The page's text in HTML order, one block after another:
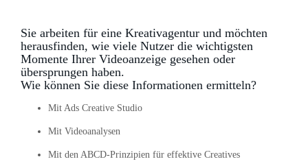
Sie arbeiten für eine Kreativagentur und möchten
herausfinden, wie viele Nutzer die wichtigsten
Momente Ihrer Videoanzeige gesehen oder
übersprungen haben.
Wie können Sie diese Informationen ermitteln?
Mit Ads Creative Studio
Mit Videoanalysen
Mit den ABCD-Prinzipien für effektive Creatives